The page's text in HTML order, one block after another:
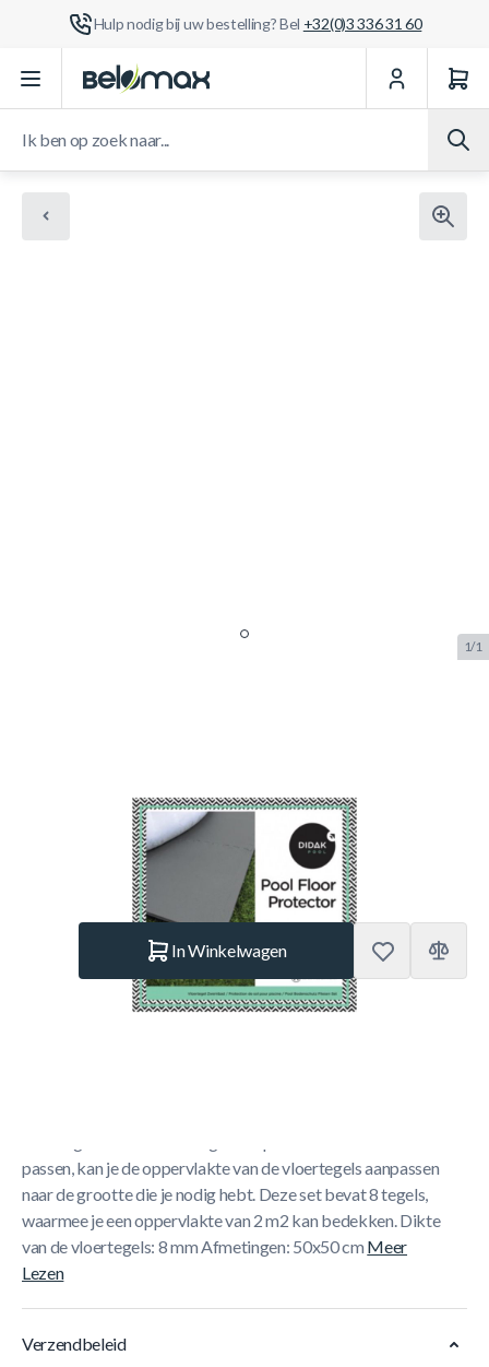
Hulp nodig bij uw bestelling? Bel +32(0)3 336 31 60
Ga naar de inhoud
1/1
KID.15999011 Merk: Didak
Op voorraad
In Winkelwagen
passen, kan je de oppervlakte van de vloertegels aanpassen
naar de grootte die je nodig hebt. Deze set bevat 8 tegels,
waarmee je een oppervlakte van 2 m2 kan bedekken. Dikte
van de vloertegels: 8 mm Afmetingen: 50x50 cm Meer
Lezen
Verzendbeleid